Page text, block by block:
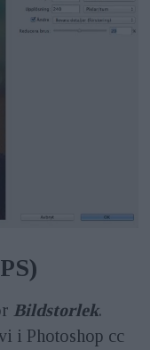
Bildstorlek.
i Photoshop cc